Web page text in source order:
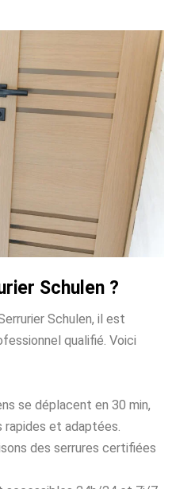
Schulen ?
Schulen, il est
qualifié. Voici
se déplacent en 30 min,
et adaptées.
des serrures certifiées